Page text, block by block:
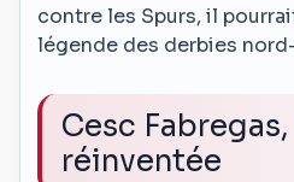
contre les Spurs, il
légende des derbies
Cesc
réinventée